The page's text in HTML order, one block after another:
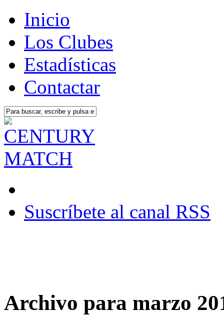
Inicio
Los Clubes
Estadísticas
Contactar
Suscríbete al canal RSS
Archivo para marzo